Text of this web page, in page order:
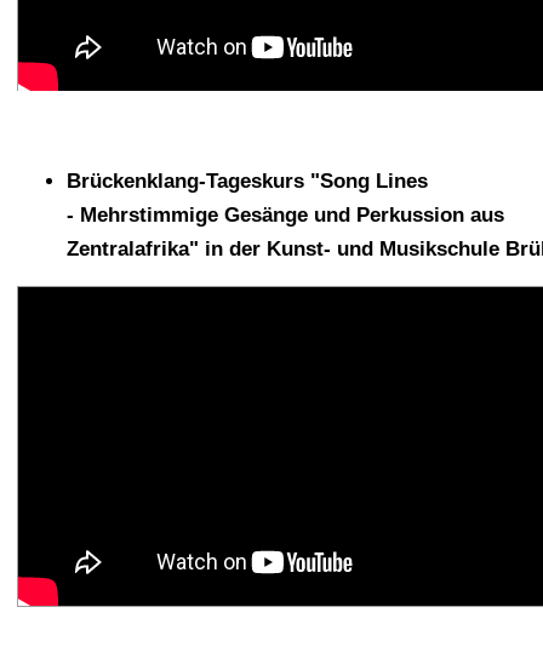
Brückenklang-Tageskurs "Song Lines
- Mehrstimmige Gesänge und Perkussion aus
Zentralafrika" in der Kunst- und Musikschule